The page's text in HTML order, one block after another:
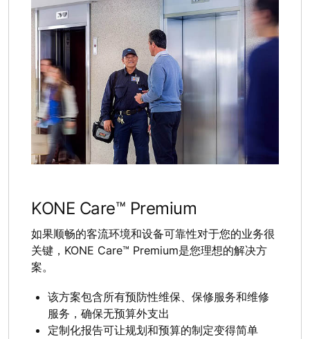
KONE Care™ Premium
如果顺畅的客流环境和设备可靠性对于您的业务很
关键，KONE Care™ Premium是您理想的解决方
案。
该方案包含所有预防性维保、保修服务和维修
服务，确保无预算外支出
定制化报告可让规划和预算的制定变得简单